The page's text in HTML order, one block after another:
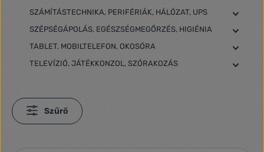
SZÁMÍTÁSTECHNIKA, PERIFÉRIÁK, HÁLÓZAT, UPS
SZÉPSÉGÁPOLÁS, EGÉSZSÉGMEGŐRZÉS, HIGIÉNIA
TABLET, MOBILTELEFON, OKOSÓRA
TELEVÍZIÓ, JÁTÉKKONZOL, SZÓRAKOZÁS
Szűrő